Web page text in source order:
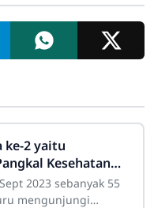
ke-2 yaitu
Kesehatan
02 Kunjungi
2023 sebanyak 55
mengunjungi